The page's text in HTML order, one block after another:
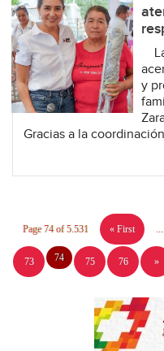
y
Gracias a la
Page 74 of 5.531 « First
73 74 75 76 »